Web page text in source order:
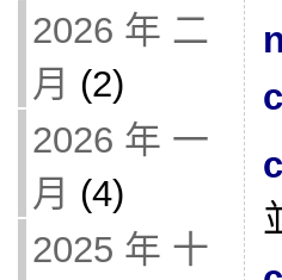
2026 年 二
月 (2)
2026 年 一
月 (4)
2025 年 十